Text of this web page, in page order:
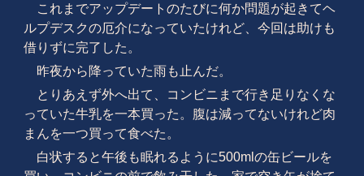
これまでアップデートのたびに何か問題が起きてヘ
ルプデスクの厄介になっていたけれど、今回は助けも
借りずに完了した。
昨夜から降っていた雨も止んだ。
とりあえず外へ出て、コンビニまで行き足りなくな
っていた牛乳を一本買った。腹は減ってないけれど肉
まんを一つ買って食べた。
白状すると午後も眠れるように500mlの缶ビールを